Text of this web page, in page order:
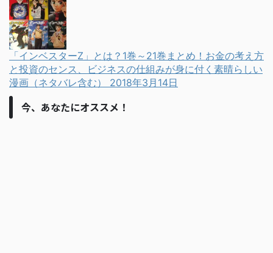
「インベスターZ」とは？1巻～21巻まとめ！お金の考え方
と投資のセンス、ビジネスの仕組みが身に付く素晴らしい
漫画（ネタバレ含む） 2018年3月14日
今、あなたにオススメ！